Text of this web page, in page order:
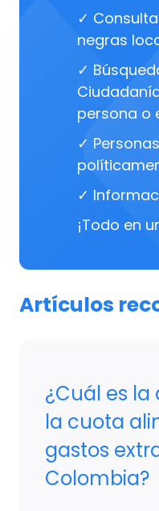
✓
negras
✓
persona o
✓
✓
¡Todo en
Artículos
¿Cuál es
la cuota
gastos
Colombia?